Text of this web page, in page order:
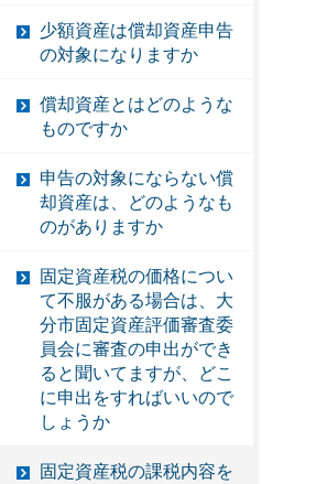
少額資産は償却資産申告
の対象になりますか
償却資産とはどのような
ものですか
申告の対象にならない償
却資産は、どのようなも
のがありますか
固定資産税の価格につい
て不服がある場合は、大
分市固定資産評価審査委
員会に審査の申出ができ
ると聞いてますが、どこ
に申出をすればいいので
しょうか
固定資産税の課税内容を